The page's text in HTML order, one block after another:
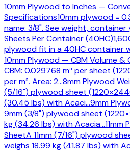
10mm Plywood to Inches —
Specifications10mm plywood =
name: 3/8". See weight, container
Sheets Per Container (40HC)
plywood fit in a 40HC container
10mm Plywood — CBM Volume &
CBM: 0.029768 m³ per sheet
per m³. Area: 2…8mm Plywood
(5/16") plywood sheet
(30.45 lbs) with Acaci…9mm
9mm (3/8") plywood sheet
kg (34.26 lbs) with Acacia…11mm
SheetA 11mm (7/16") plywood
weighs 18.99 kg (41.87 lbs) with